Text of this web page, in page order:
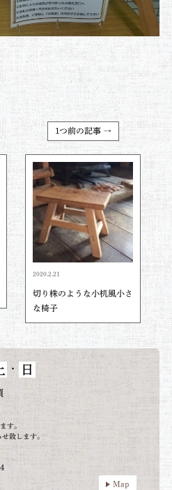
1つ前の記事 →
2020.2.21
切り株のような小机風小さ
な椅子
・ 日
す。
致します。
Map